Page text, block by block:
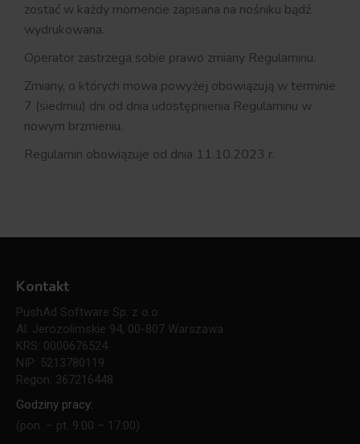
zostać w każdy momencie zapisana na nośniku bądź
wydrukowana.
Operator zastrzega sobie prawo zmiany Regulaminu.
Zmiany, o których mowa powyżej obowiązują w terminie
7 (siedmiu) dni od dnia udostępnienia Regulaminu w
nowym brzmieniu.
Regulamin obowiązuje od dnia 11.10.2023 r.
Kontakt
PushAd Software Sp. z o.o.
Al. Jerozolimskie 94, 00-807 Warszawa
KRS: 0000676524
NIP: 5213780119
Regon: 367216448
Godziny pracy:
(pon. – pt. 9:00 – 17:00)